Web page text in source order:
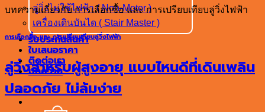
ลู่วิ่งไม่ใช้ไฟฟ้า ( Non-Motor )
เครื่องเดินบันได ( Stair Master )
รับประกันสินค้า
ใบเสนอราคา
ติดต่อเรา
บทความ
บทความเกี่ยวกับ การเลือกซื้อ และ การเปรียบเทียบลู่วิ่งไฟฟ้า
การเลือกซื้อ และ การเปรียบเทียบลู่วิ่งไฟฟ้า
ลู่วิ่งสำหรับผู้สูงอายุ แบบไหนดีที่เดินเพลิน
ปลอดภัย ไม่ล้มง่าย